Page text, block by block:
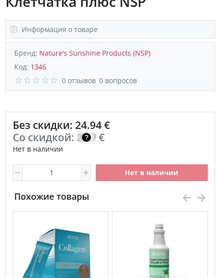
Информация о товаре
Бренд: Nature's Sunshine Products (NSP)
Код: 1346
0 отзывов 0 вопросов
Без скидки: 24.94 €
Со скидкой: 20.76
€
Нет в наличии
Нет в наличии
Похожие товары